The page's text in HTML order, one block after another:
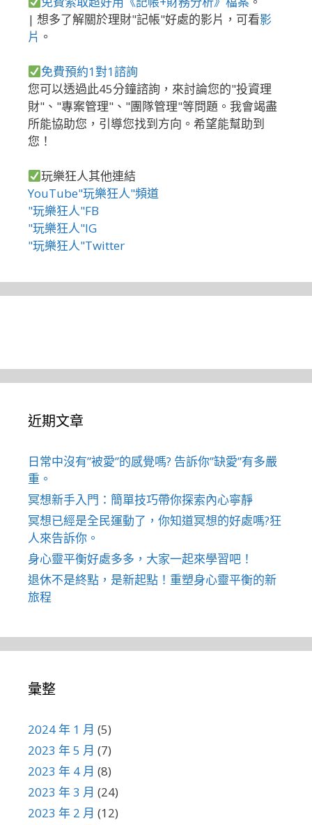
| 想多了解關於理財"記帳"好處的影片，可看影
片 。
免費預約1對1諮詢
您可以透過此45分鐘諮詢，來討論您的"投資理
財"、"專案管理"、"團隊管理"等問題。我會竭盡
所能協助您，引導您找到方向。希望能幫助到
您！
玩樂狂人其他連結
YouTube"玩樂狂人"頻道
"玩樂狂人"FB
"玩樂狂人"IG
"玩樂狂人"Twitter
近期文章
日常中沒有”被愛”的感覺嗎? 告訴你”缺愛”有多嚴
重。
冥想新手入門：簡單技巧帶你探索內心寧靜
冥想已經是全民運動了，你知道冥想的好處嗎?狂
人來告訴你。
身心靈平衡好處多多，大家一起來學習吧！
退休不是終點，是新起點！重塑身心靈平衡的新
旅程
彙整
2024 年 1 月 (5)
2023 年 5 月 (7)
2023 年 4 月 (8)
2023 年 3 月 (24)
2023 年 2 月 (12)